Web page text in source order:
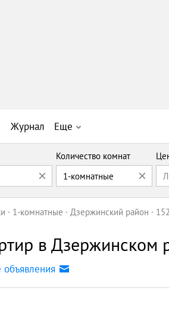
Журнал Еще
Количество комнат
1-комнатные
1-комнатные Дзержинский район
в Дзержинском